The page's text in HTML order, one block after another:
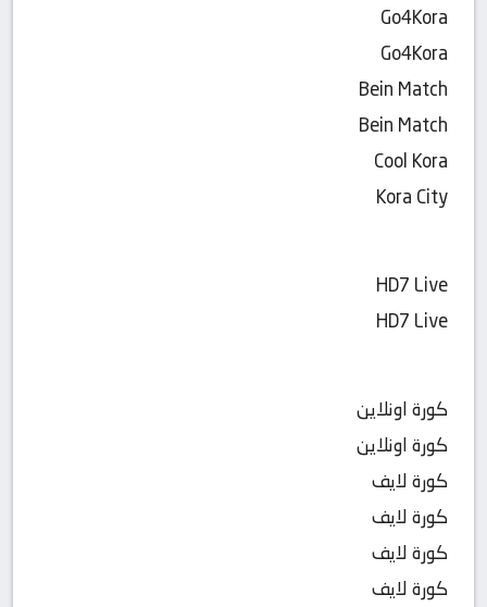
Go4Kora
Go4Kora
Bein Match
Bein Match
Cool Kora
Kora City
HD7 Live
HD7 Live
كورة اونلاين
كورة اونلاين
كورة لايف
كورة لايف
كورة لايف
كورة لايف